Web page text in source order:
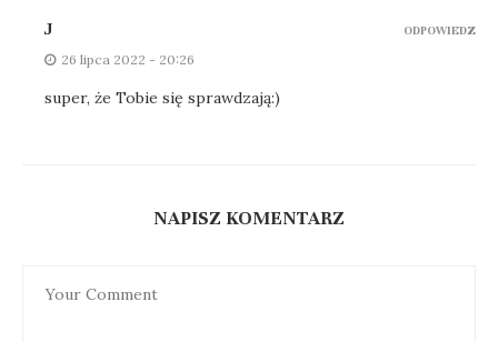
J
26 lipca 2022 - 20:26
super, że Tobie się sprawdzają:)
ODPOWIEDZ
NAPISZ KOMENTARZ